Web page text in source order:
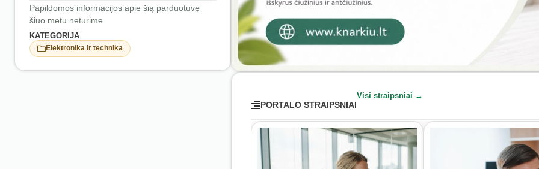
Papildomos informacijos apie šią parduotuvę
šiuo metu neturime.
KATEGORIJA
Elektronika ir technika
PORTALO STRAIPSNIAI
Visi straipsniai →